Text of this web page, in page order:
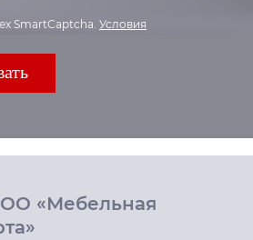
SmartCaptcha. Условия
«Мебельная